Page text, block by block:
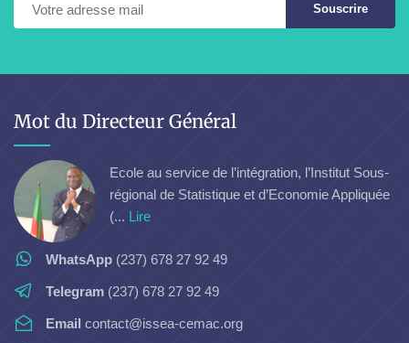
Souscrire
Mot du Directeur Général
Ecole au service de l’intégration, l’Institut Sous-
régional de Statistique et d’Economie Appliquée
(... Lire
WhatsApp (237) 678 27 92 49
Telegram (237) 678 27 92 49
Email contact@issea-cemac.org